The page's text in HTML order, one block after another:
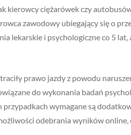
kierowcy ciężarówek czy
zawodowy ubiegający się o
lekarskie i psychologiczne co 5
prawo jazdy z powodu
do wykonania badań
wymagane są
odebrania wyników online,